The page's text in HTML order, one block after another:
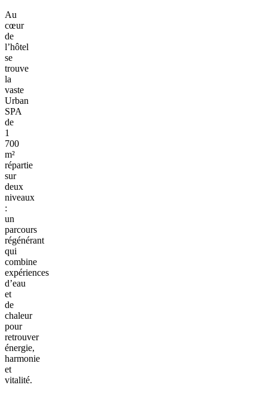
Au
cœur
de
l’hôtel
se
trouve
la
vaste
Urban
SPA
de
1
700
m²
répartie
sur
deux
niveaux
:
un
parcours
régénérant
qui
combine
expériences
d’eau
et
de
chaleur
pour
retrouver
énergie,
harmonie
et
vitalité.